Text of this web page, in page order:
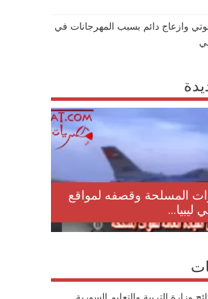
وازعاج دائم بسبب المهرجانات في
المسلحة وقصفه لمواقع